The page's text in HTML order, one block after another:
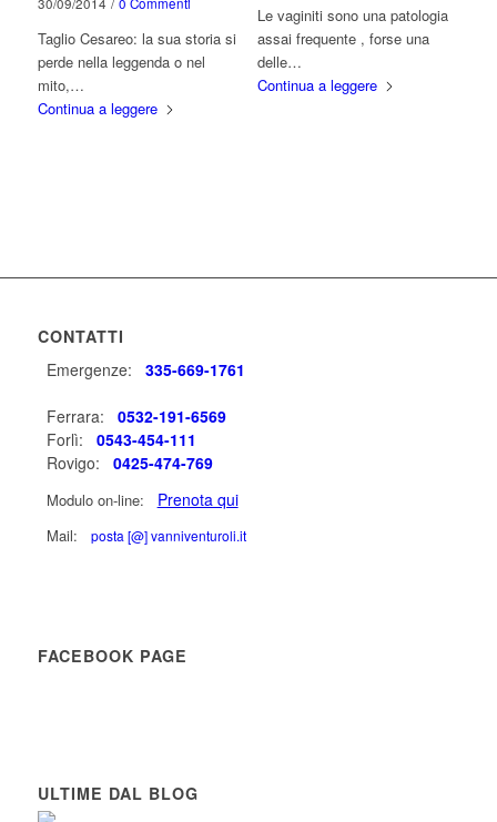
Taglio Cesareo: la sua storia si
perde nella leggenda o nel
mito,…
Continua a leggere
Le vaginiti sono una patologia
assai frequente , forse una
delle…
Continua a leggere
CONTATTI
Emergenze: 335-669-1761
Ferrara: 0532-191-6569
Forlì: 0543-454-111
Rovigo: 0425-474-769
Modulo on-line: Prenota qui
Mail: posta [@] vanniventuroli.it
FACEBOOK PAGE
ULTIME DAL BLOG